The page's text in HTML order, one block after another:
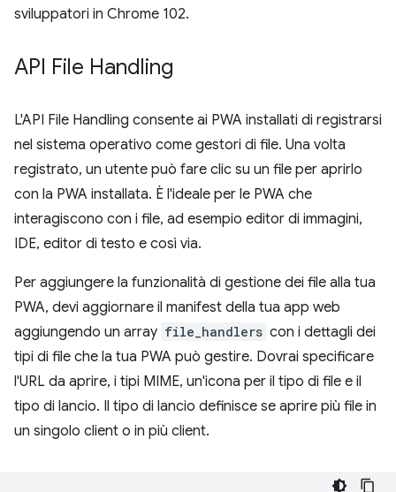
sviluppatori in Chrome 102.
API File Handling
L'API File Handling consente ai PWA installati di registrarsi
nel sistema operativo come gestori di file. Una volta
registrato, un utente può fare clic su un file per aprirlo
con la PWA installata. È l'ideale per le PWA che
interagiscono con i file, ad esempio editor di immagini,
IDE, editor di testo e così via.
Per aggiungere la funzionalità di gestione dei file alla tua
PWA, devi aggiornare il manifest della tua app web
aggiungendo un array file_handlers con i dettagli dei
tipi di file che la tua PWA può gestire. Dovrai specificare
l'URL da aprire, i tipi MIME, un'icona per il tipo di file e il
tipo di lancio. Il tipo di lancio definisce se aprire più file in
un singolo client o in più client.